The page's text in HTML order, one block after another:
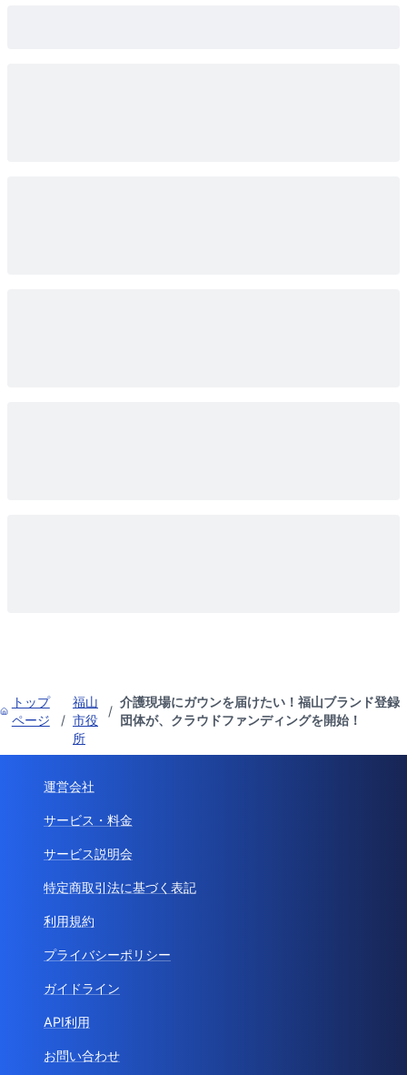
トップ
ページ
/
福山
市役
所
/
介護現場にガウンを届けたい！福山ブランド登録
団体が、クラウドファンディングを開始！
運営会社
サービス・料金
サービス説明会
特定商取引法に基づく表記
利用規約
プライバシーポリシー
ガイドライン
API利用
お問い合わせ